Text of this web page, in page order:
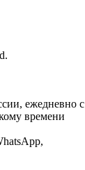
ежедневно с
времени